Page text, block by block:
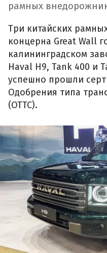
рамных
Три китайских
концерна Great Wall
калининградском
Haval H9, Tank 400 и
успешно прошли
Одобрения типа
(ОТТС).